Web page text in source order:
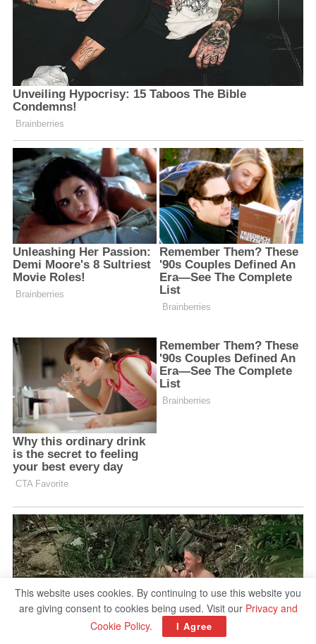
This website uses cookies. By continuing to use this website you
are giving consent to cookies being used. Visit our Privacy and
Cookie Policy. I Agree